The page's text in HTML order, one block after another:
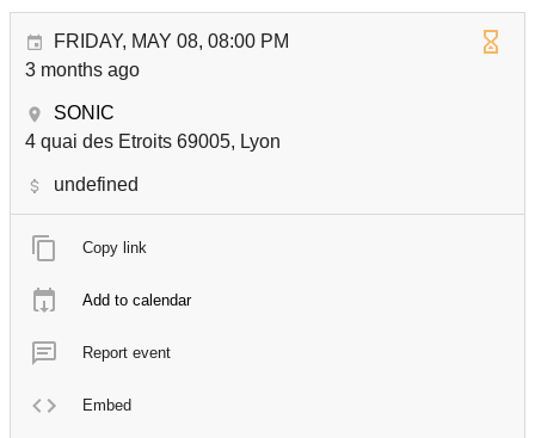
FRIDAY, MAY 08, 08:00 PM
3 months ago
SONIC
4 quai des Etroits 69005, Lyon
undefined
Copy link
Add to calendar
Report event
Embed